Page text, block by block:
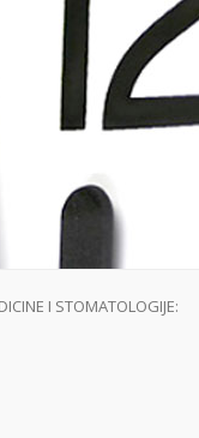
I STOMATOLOGIJE: